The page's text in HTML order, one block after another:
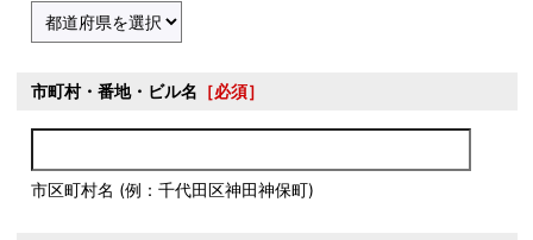
市町村・番地・ビル名 ［必須］
市区町村名 (例：千代田区神田神保町)